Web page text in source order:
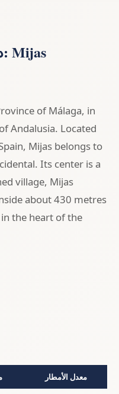
دليل المنطقة: Mijas
of Málaga, in
Andalusia. Located
Mijas belongs to
Its center is a
village, Mijas
about 430 metres
the heart of the
معدل الأمطار